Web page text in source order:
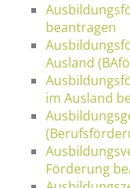
beantragen
Ausland
im Ausland
Förderung